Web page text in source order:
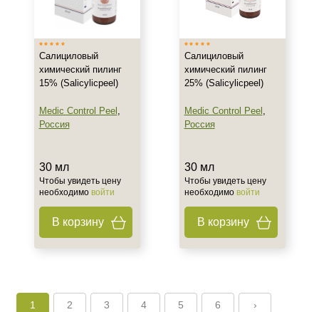
Салициловый
химический пилинг
15% (Salicylicpeel)
Medic Control Peel ,
Россия
30 мл
Чтобы увидеть цену
необходимо войти
В корзину
Салициловый
химический пилинг
25% (Salicylicpeel)
Medic Control Peel ,
Россия
30 мл
Чтобы увидеть цену
необходимо войти
В корзину
1 2 3 4 5 6 ›